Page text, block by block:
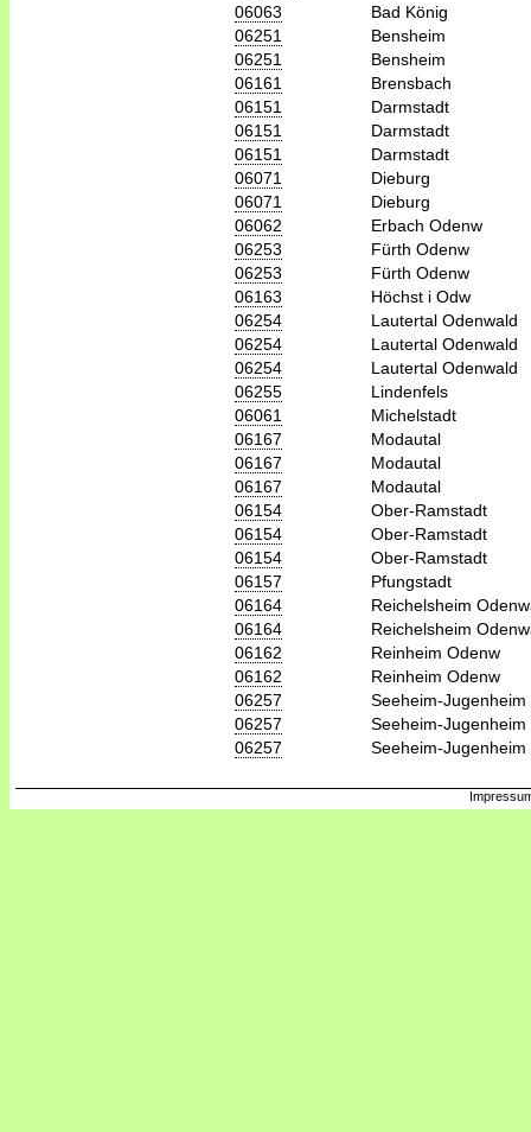
06063
Bad König
06251
Bensheim
06251
Bensheim
06161
Brensbach
06151
Darmstadt
06151
Darmstadt
06151
Darmstadt
06071
Dieburg
06071
Dieburg
06062
Erbach Odenw
06253
Fürth Odenw
06253
Fürth Odenw
06163
Höchst i Odw
06254
Lautertal Odenwald
06254
Lautertal Odenwald
06254
Lautertal Odenwald
06255
Lindenfels
06061
Michelstadt
06167
Modautal
06167
Modautal
06167
Modautal
06154
Ober-Ramstadt
06154
Ober-Ramstadt
06154
Ober-Ramstadt
06157
Pfungstadt
06164
Reichelsheim
06164
Reichelsheim
06162
Reinheim Odenw
06162
Reinheim Odenw
06257
Seeheim-Jugenheim
06257
Seeheim-Jugenheim
06257
Seeheim-Jugenheim